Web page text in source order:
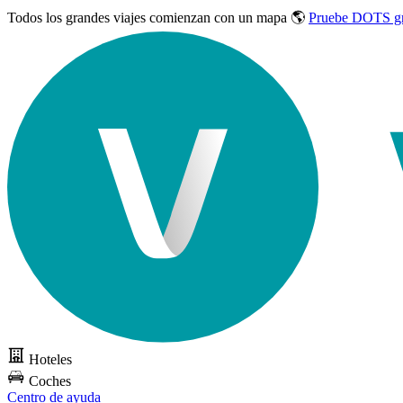
Todos los grandes viajes comienzan con un mapa 🌎 Pruebe DOTS
Hoteles
Coches
Centro de ayuda